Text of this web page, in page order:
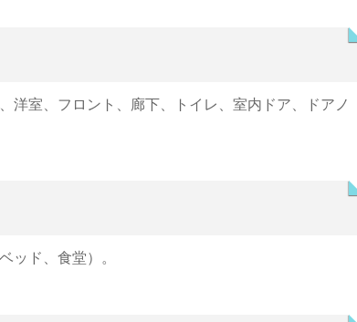
洋室、フロント、廊下、トイレ、室内ドア、ドアノ
ッド、食堂）。